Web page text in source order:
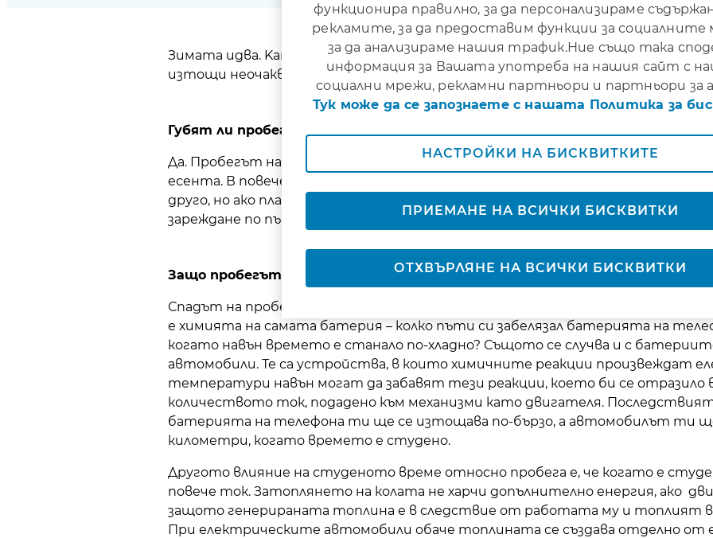
Зимата идва. Kато собственик на електрическа кола, можеш да станеш
изтощи неочаквано – поради по-студените условия.
Губят ли пробег електрическите автомобили в студеното време?
Да. Пробегът на електрическите автомобили може да стане по-кратък,
есента. В повечето случаи разликата няма да попречи на твоята
друго, но ако планираш по-дълго пътуване, би било добре да помислиш и
зареждане по пътя.
Защо пробегът на електрическите автомобили намалява в студеното
Спадът на пробега на електрическите автомобили през зимата може да
е химията на самата батерия – колко пъти си забелязал батерията на
когато навън времето е станало по-хладно? Същото се случва и с
автомобили. Те са устройства, в които химичните реакции произвеждат
температури навън могат да забавят тези реакции, което би се отразило
количеството ток, подадено към механизми като двигателя.
батерията на телефона ти ще се изтощава по-бързо, а автомобилът ти
километри, когато времето е студено.
Другото влияние на студеното време относно пробега е, че когато е
повече ток. Затоплянето на колата не харчи допълнително енергия, ако
защото генерираната топлина е в следствие от работата му и топлият
При електрическите автомобили обаче топлината се създава отделно
функционира правилно, за да персонализираме
рекламите, за да предоставим функции за социалните
за да анализираме нашия трафик.Ние също така
информация за Вашата употреба на нашия сайт с
социални мрежи, рекламни партньори и партньори за
Тук може да се запознаете с нашата Политика за
НАСТРОЙКИ НА БИСКВИТКИТЕ
ОТХВЪРЛЯНЕ НА ВСИЧКИ БИСКВИТКИ
ПРИЕМАНЕ НА ВСИЧКИ БИСКВИТКИ